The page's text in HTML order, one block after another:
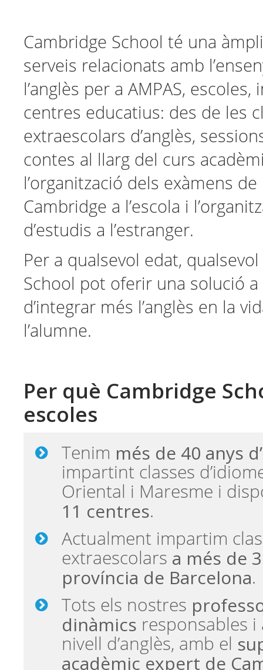
Cambridge School té una
serveis relacionats amb
l’anglès per a AMPAS,
centres educatius: des de les
extraescolars d’anglès,
contes al llarg del curs
l’organització dels exàmens
Cambridge a l’escola i
d’estudis a l’estranger.
Per a qualsevol edat,
School pot oferir una solució
d’integrar més l’anglès en la
l’alumne.
Per què Cambridge
escoles
Tenim més de 40 anys
impartint classes
Oriental i Maresme i
11 centres.
Actualment impartim
extraescolars a més de
província de Barcelona.
Tots els nostres
dinàmics responsables
nivell d’anglès, amb el
acadèmic expert de